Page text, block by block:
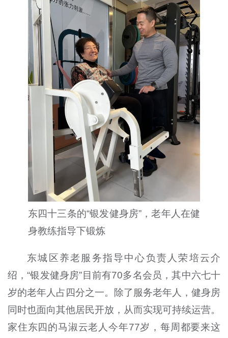
东四十三条的“银发健身房”，老年人在健
身教练指导下锻炼
东城区养老服务指导中心负责人荣培云介
绍，“银发健身房”目前有70多名会员，其中六七十
岁的老年人占四分之一。除了服务老年人，健身房
同时也面向其他居民开放，从而实现可持续运营。
家住东四的马淑云老人今年77岁，每周都要来这